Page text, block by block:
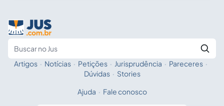
Fale com a IA
Artigos · Notícias · Petições · Jurisprudência · Pareceres ·
Dúvidas · Stories
Ajuda · Fale conosco